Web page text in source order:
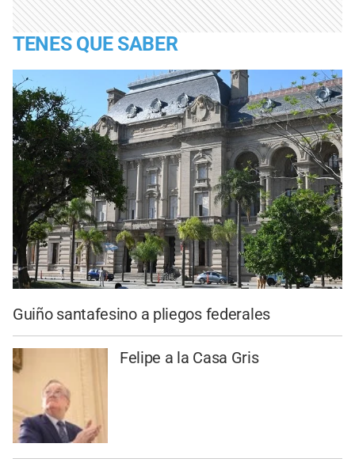
TENES QUE SABER
Guiño santafesino a pliegos federales
Felipe a la Casa Gris